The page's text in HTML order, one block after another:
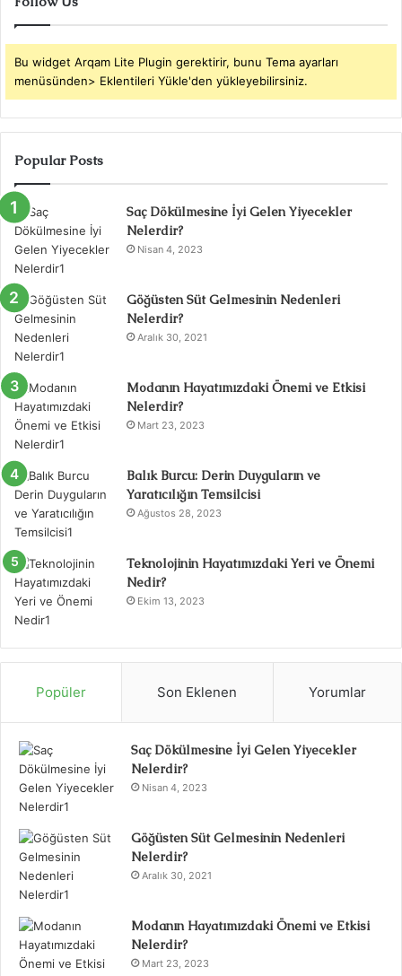
Bu widget Arqam Lite Plugin gerektirir, bunu Tema ayarları
menüsünden> Eklentileri Yükle'den yükleyebilirsiniz.
Popular Posts
Saç Dökülmesine İyi Gelen Yiyecekler
Nelerdir?
Nisan 4, 2023
Göğüsten Süt Gelmesinin Nedenleri
Nelerdir?
Aralık 30, 2021
Modanın Hayatımızdaki Önemi ve Etkisi
Nelerdir?
Mart 23, 2023
Balık Burcu: Derin Duyguların ve
Yaratıcılığın Temsilcisi
Ağustos 28, 2023
Teknolojinin Hayatımızdaki Yeri ve Önemi
Nedir?
Ekim 13, 2023
Popüler Son Eklenen Yorumlar
Saç Dökülmesine İyi Gelen Yiyecekler
Nelerdir?
Nisan 4, 2023
Göğüsten Süt Gelmesinin Nedenleri
Nelerdir?
Aralık 30, 2021
Modanın Hayatımızdaki Önemi ve Etkisi
Nelerdir?
Mart 23, 2023